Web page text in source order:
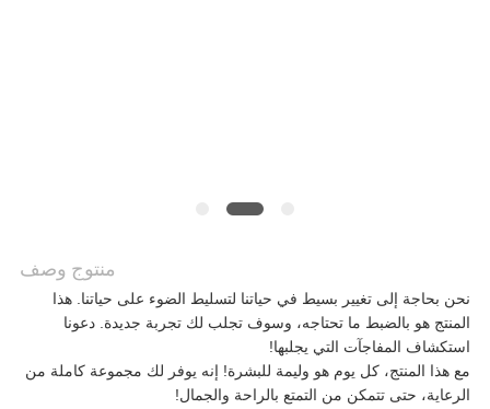
خريطة
الموقع
منتوج وصف
نحن بحاجة إلى تغيير بسيط في حياتنا لتسليط الضوء على حياتنا. هذا
المنتج هو بالضبط ما تحتاجه، وسوف تجلب لك تجربة جديدة. دعونا
استكشاف المفاجآت التي يجلبها!
مع هذا المنتج، كل يوم هو وليمة للبشرة! إنه يوفر لك مجموعة كاملة من
الرعاية، حتى تتمكن من التمتع بالراحة والجمال!